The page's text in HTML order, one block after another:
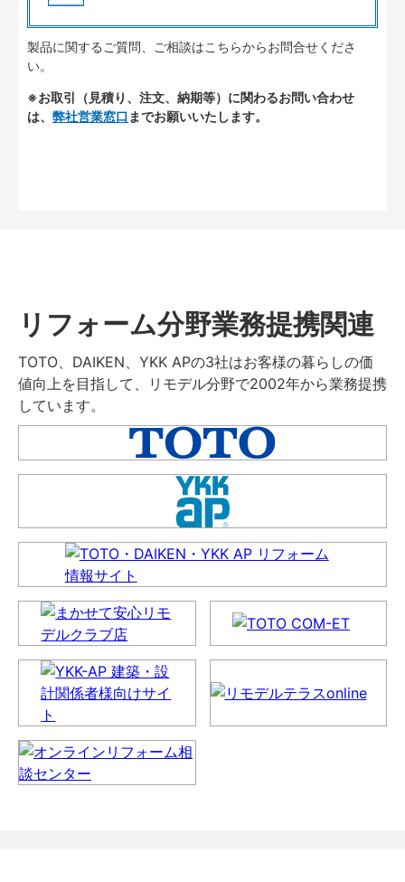
製品に関するご質問、ご相談はこちらからお問合せくださ
い。
※お取引（見積り、注文、納期等）に関わるお問い合わせ
は、 弊社営業窓口 までお願いいたします。
リフォーム分野業務提携関連
TOTO、DAIKEN、YKK APの3社はお客様の暮らしの価
値向上を目指して、リモデル分野で2002年から業務提携
しています。